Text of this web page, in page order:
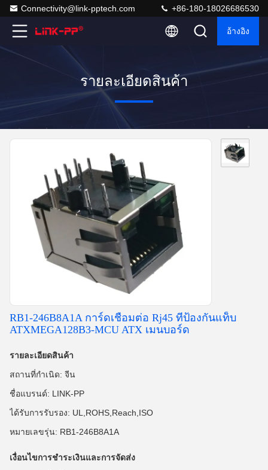
Connectivity@link-pptech.com +86-180-18026686530
อ้างอิง
รายละเอียดสินค้า
RB1-246B8A1A การ์ดเชื่อมต่อ Rj45 ที่ป้องกันแท็บ
ATXMEGA128B3-MCU ATX เมนบอร์ด
รายละเอียดสินค้า
สถานที่กำเนิด: จีน
ชื่อแบรนด์: LINK-PP
ได้รับการรับรอง: UL,ROHS,Reach,ISO
หมายเลขรุ่น: RB1-246B8A1A
เงื่อนไขการชำระเงินและการจัดส่ง